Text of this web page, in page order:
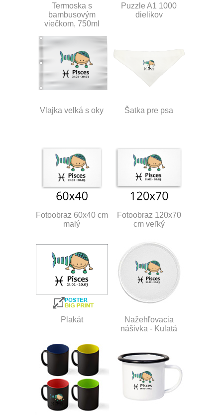
Termoska s
bambusovým
viečkom, 750ml
Puzzle A1 1000
dielikov
Vlajka velká s oky Šatka pre psa
Fotoobraz 60x40 cm
malý
Fotoobraz 120x70
cm veľký
Plakát
Nažehľovacia
nášivka - Kulatá